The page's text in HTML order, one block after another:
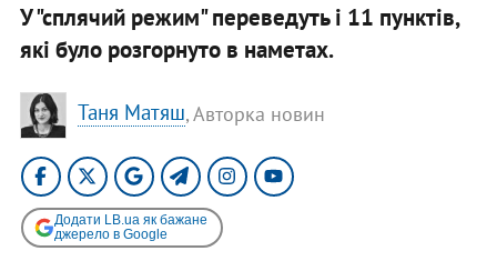
У "сплячий режим" переведуть і 11 пунктів,
які було розгорнуто в наметах.
Таня Матяш, Авторка новин
Додати LB.ua як бажане
джерело в Google